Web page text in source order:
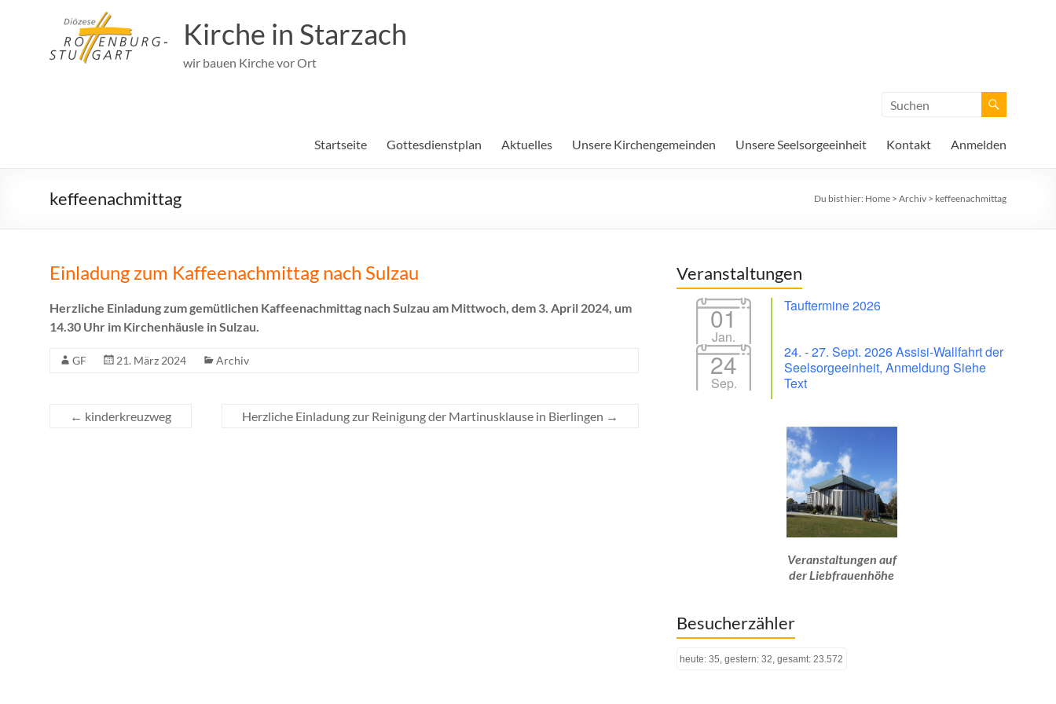
Kirche in Starzach
wir bauen Kirche vor Ort
Startseite Gottesdienstplan Aktuelles Unsere Kirchengemeinden Unsere Seelsorgeeinheit Kontakt Anmelden
keffeenachmittag Du bist hier: Home > Archiv > keffeenachmittag
Einladung zum Kaffeenachmittag nach Sulzau
Herzliche Einladung zum gemütlichen Kaffeenachmittag nach Sulzau am Mittwoch, dem 3. April 2024, um
14.30 Uhr im Kirchenhäusle in Sulzau.
GF 21. März 2024 Archiv
← kinderkreuzweg Herzliche Einladung zur Reinigung der Martinusklause in Bierlingen →
Veranstaltungen
01
Jan.
Tauftermine 2026
24
Sep.
24. - 27. Sept. 2026 Assisi-Wallfahrt der
Seelsorgeeinheit, Anmeldung Siehe
Text
Veranstaltungen auf
der Liebfrauenhöhe
Besucherzähler
heute: 35, gestern: 32, gesamt: 23.572